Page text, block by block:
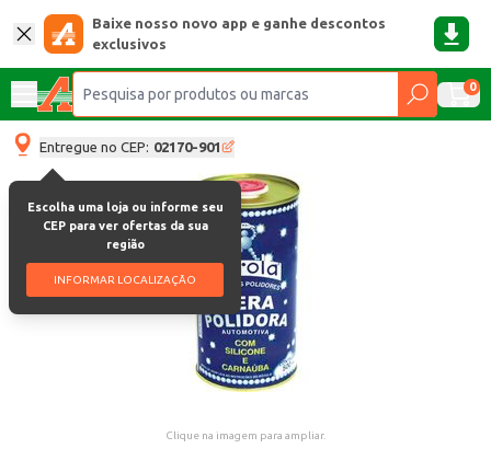
Baixe nosso novo app e ganhe descontos
exclusivos
0
Entregue no CEP: 02170-901
Escolha uma loja ou informe seu
CEP para ver ofertas da sua
região
INFORMAR LOCALIZAÇÃO
Clique na imagem para ampliar.